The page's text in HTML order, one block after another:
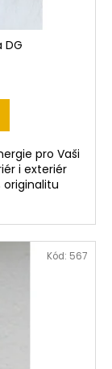
DG
pro Vaši
i exteriér
originalitu
Kód: 567